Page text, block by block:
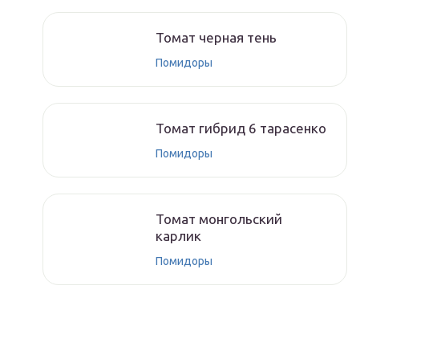
Томат черная тень
Помидоры
Томат гибрид 6 тарасенко
Помидоры
Томат монгольский
карлик
Помидоры